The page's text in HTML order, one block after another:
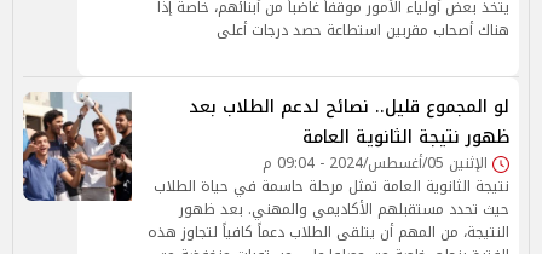
يتخذ بعض أولياء الأمور موقفاً غاضباً من أبنائهم، خاصة إذا
هناك أصحاب مقربين استطاعة حصد درجات أعلى
لو المجموع قليل.. نصائح لدعم الطلاب بعد
ظهور نتيجة الثانوية العامة
الإثنين 05/أغسطس/2024 - 09:04 م
نتيجة الثانوية العامة تمثل مرحلة حاسمة في حياة الطلاب
حيث تحدد مستقبلهم الأكاديمي والمهني. بعد ظهور
النتيجة، من المهم أن يتلقى الطلاب دعماً كافياً لتجاوز هذه